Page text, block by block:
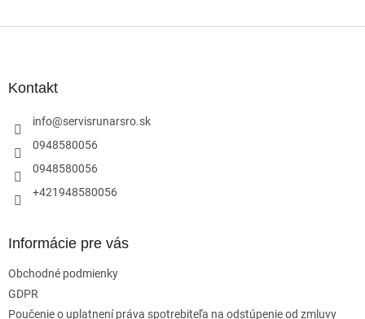
Kontakt
info@servisrunarsro.sk
0948580056
0948580056
+421948580056
Informácie pre vás
Obchodné podmienky
GDPR
Poučenie o uplatnení práva spotrebiteľa na odstúpenie od zmluvy